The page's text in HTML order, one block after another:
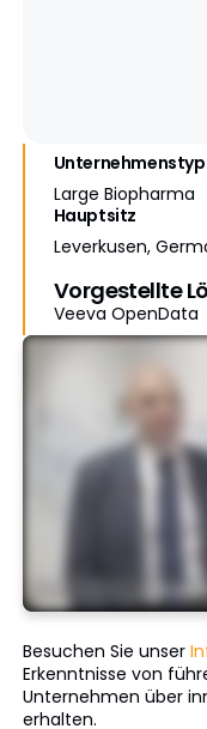
Unternehmenstyp
Large Biopharma
Hauptsitz
Leverkusen,
Vorgestellte
Veeva OpenData
Besuchen Sie unser
Erkenntnisse von
Unternehmen über
erhalten.